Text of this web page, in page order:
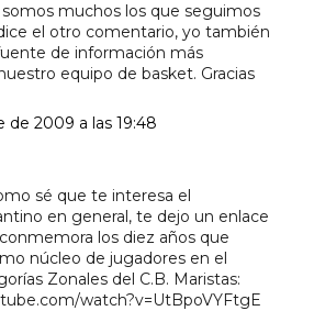
muchos los que seguimos
el otro comentario, yo también
de información más
equipo de basket. Gracias
de 2009 a las 19:48
sé que te interesa el
en general, te dejo un enlace
los diez años que
núcleo de jugadores en el
Zonales del C.B. Maristas:
watch?v=UtBpoVYFtgE